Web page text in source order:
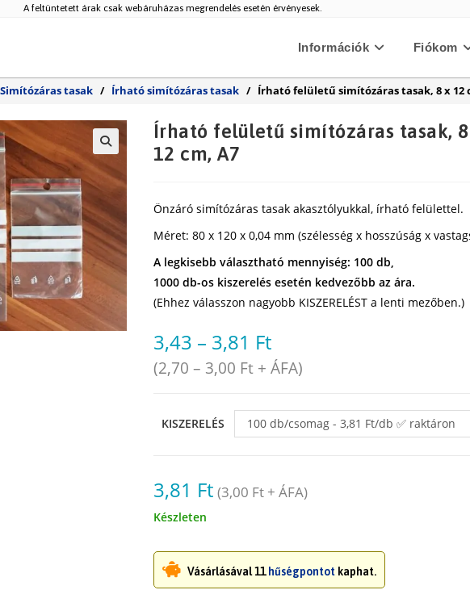
A feltüntetett árak csak webáruházas megrendelés esetén érvényesek.
Információk Fiókom
Simítózáras tasak / Írható simítózáras tasak / Írható felületű simítózáras tasak, 8 x 12
🔍
Írható felületű simítózáras tasak,
12 cm, A7
Önzáró simítózáras tasak akasztólyukkal, írható felülettel.
Méret: 80 x 120 x 0,04 mm (szélesség x hosszúság x
A legkisebb választható mennyiség: 100 db,
1000 db-os kiszerelés esetén kedvezőbb az ára.
(Ehhez válasszon nagyobb KISZERELÉST a lenti mezőben.)
3,43 – 3,81 Ft
(2,70 – 3,00 Ft+ ÁFA)
KISZERELÉS 100 db/csomag - 3,81 Ft/db ✅ raktáron
3,81 Ft (3,00 Ft+ ÁFA)
Készleten
Vásárlásával 11 hűségpontotkaphat.